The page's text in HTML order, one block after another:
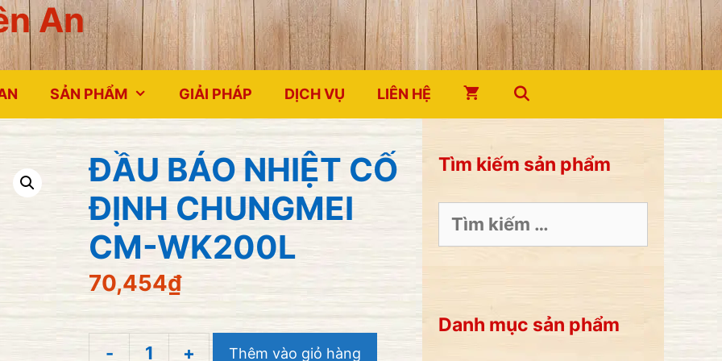
An
SẢN PHẨM GIẢI PHÁP DỊCH VỤ LIÊN HỆ
ĐẦU BÁO NHIỆT CỐ
ĐỊNH CHUNGMEI
CM-WK200L
70,454₫
- + Thêm vào giỏ hàng
Tìm kiếm sản phẩm
kiếm
cho:
Danh mục sản phẩm